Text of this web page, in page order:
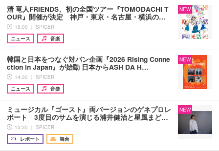
清 竜人FRIENDS、初の全国ツアー『TOMODACHI T
OUR』開催が決定 神戸・東京・名古屋・横浜の…
16:00 ｜ SPICER
ニュース
音楽
NEW
韓国と日本をつなぐ対バン企画『2026 Rising Conne
ction in Japan』が始動 日本からASH DA H…
14:30 ｜ SPICER
ニュース
音楽
NEW
ミュージカル『ゴースト』両バージョンのゲネプロレ
ポート 3度目のサムを演じる浦井健治と星風まど…
13:30 ｜ SPICER
レポート
舞台
NEW